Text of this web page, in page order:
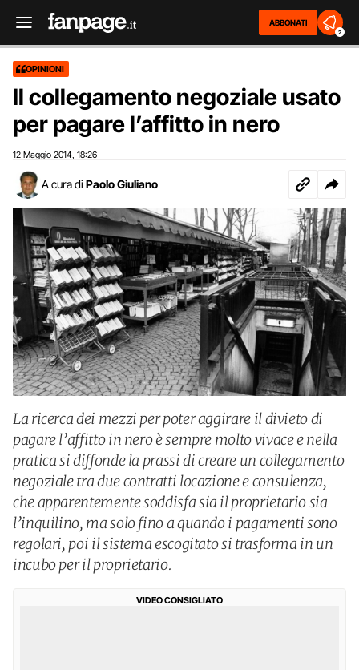
ABBONATI
2
OPINIONI
Il collegamento negoziale usato
per pagare l’affitto in nero
12 Maggio 2014 18:26
A cura di Paolo Giuliano
La ricerca dei mezzi per poter aggirare il divieto di
pagare l’affitto in nero è sempre molto vivace e nella
pratica si diffonde la prassi di creare un collegamento
negoziale tra due contratti locazione e consulenza,
che apparentemente soddisfa sia il proprietario sia
l’inquilino, ma solo fino a quando i pagamenti sono
regolari, poi il sistema escogitato si trasforma in un
incubo per il proprietario.
VIDEO CONSIGLIATO